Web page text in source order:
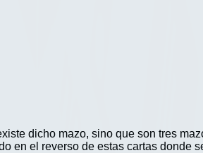
dicho mazo, sino que son tres
en el reverso de estas cartas donde